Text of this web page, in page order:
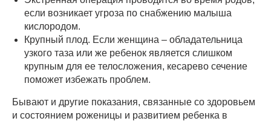
если возникает угроза по снабжению малыша
кислородом.
Крупный плод. Если женщина – обладательница
узкого таза или же ребенок является слишком
крупным для ее телосложения, кесарево сечение
поможет избежать проблем.
Бывают и другие показания, связанные со здоровьем
и состоянием роженицы и развитием ребенка в